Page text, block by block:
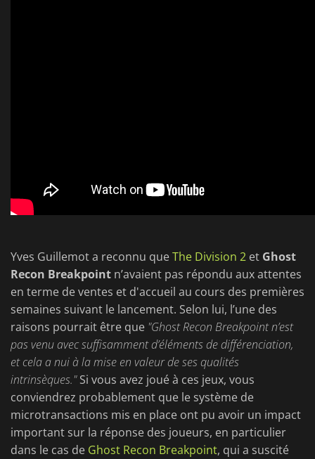
Yves Guillemot a reconnu queThe Division 2 et Ghost
Recon Breakpoint n’avaient pas répondu aux attentes
en terme de ventes et d'accueil au cours des premières
semaines suivant le lancement. Selon lui, l’une des
raisons pourrait être que "Ghost Recon Breakpoint n’est
pas venu avec suffisamment d’éléments de différenciation,
et cela a nui à la mise en valeur de ses qualités
intrinsèques."Si vous avez joué à ces jeux, vous
conviendrez probablement que le système de
microtransactions mis en place ont pu avoir un impact
important sur la réponse des joueurs, en particulier
dans le cas de Ghost Recon Breakpoint, qui a suscité